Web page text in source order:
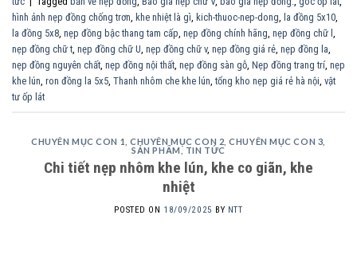
hình ảnh nẹp đồng chống trơn khe nhiệt là gì kich-thuoc-nep-dong la đồng 5x10
la đồng 5x8 nẹp đồng bậc thang tam cấp nẹp đồng chính hãng nẹp đồng chữ l
nẹp đồng chữ t nẹp đồng chữ U nẹp đồng chữ v, nẹp đồng giá rẻ nẹp đồng la
nẹp đồng nguyên chất nẹp đồng nội thất nẹp đồng sàn gỗ Nẹp đồng trang trí nẹp
khe lún ron đồng la 5x5 Thanh nhôm che khe lún ,tổng kho nẹp giá rẻ hà nội vật
tư ốp lát
CHUYÊN MỤC CON 1 ,CHUYÊN MỤC CON 2 ,CHUYÊN MỤC CON 3
SẢN PHẨM , TIN TỨC
Chi tiết nẹp nhôm khe lún, khe co giãn, khe
nhiệt
POSTED ON 18/09/2025 BY NTT